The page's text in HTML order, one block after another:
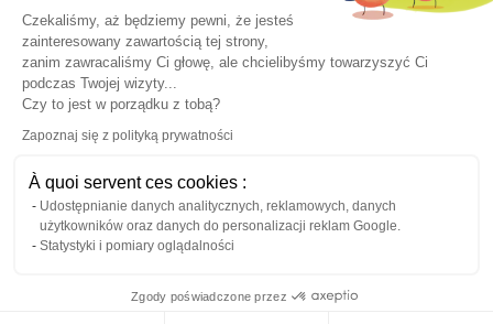
Obserwuj nas
Informacje prawnePolityka prywatności
Język PL ↓
Czekaliśmy, aż będziemy pewni, że jesteś
zainteresowany zawartością tej strony,
zanim zawracaliśmy Ci głowę, ale chcielibyśmy towarzyszyć Ci
podczas Twojej wizyty...
Czy to jest w porządku z tobą?
Zapoznaj się z polityką prywatności
À quoi servent ces cookies :
Udostępnianie danych analitycznych, reklamowych, danych
użytkowników oraz danych do personalizacji reklam Google.
Statystyki i pomiary oglądalności
Zgody poświadczone przez